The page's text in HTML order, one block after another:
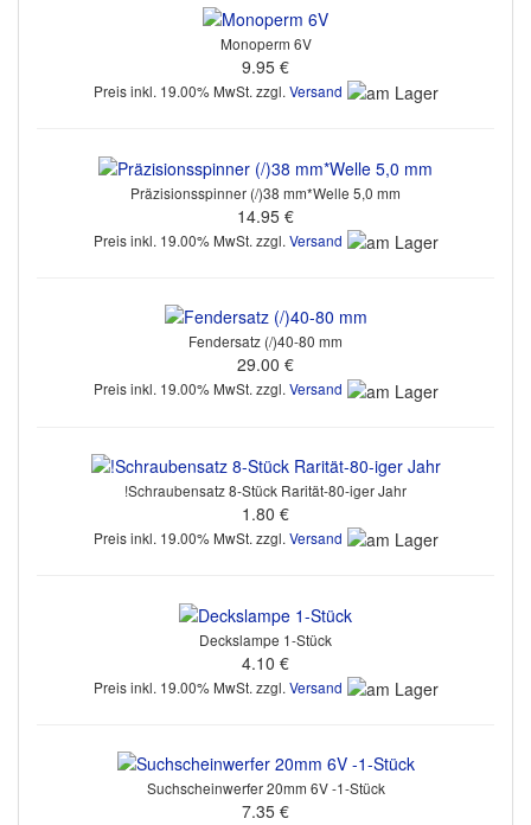
Monoperm 6V
9.95 €
Preis inkl. 19.00% MwSt. zzgl. Versand
Präzisionsspinner (/)38 mm*Welle 5,0 mm
14.95 €
Preis inkl. 19.00% MwSt. zzgl. Versand
Fendersatz (/)40-80 mm
29.00 €
Preis inkl. 19.00% MwSt. zzgl.Versand
!Schraubensatz 8-Stück Rarität-80-iger Jahr
1.80 €
Preis inkl. 19.00% MwSt. zzgl. Versand
Deckslampe 1-Stück
4.10 €
Preis inkl. 19.00% MwSt. zzgl. Versand
Suchscheinwerfer 20mm 6V -1-Stück
7.35 €